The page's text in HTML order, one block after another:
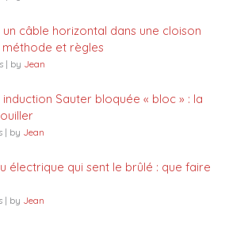
un câble horizontal dans une cloison
méthode et règles
| by Jean
induction Sauter bloquée « bloc » : la
| by Jean
électrique qui sent le brûlé : que faire
| by Jean